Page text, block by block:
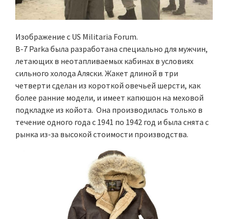
Изображение с US Militaria Forum.
B-7 Parka была разработана специально для мужчин,
летающих в неотапливаемых кабинах в условиях
сильного холода Аляски. Жакет длиной в три
четверти сделан из короткой овечьей шерсти, как
более ранние модели, и имеет капюшон на меховой
подкладке из койота. Она производилась только в
течение одного года с 1941 по 1942 год и была снята с
рынка из-за высокой стоимости производства.